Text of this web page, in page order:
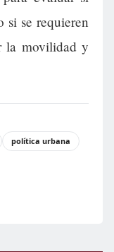
si se requieren
la movilidad y
política urbana